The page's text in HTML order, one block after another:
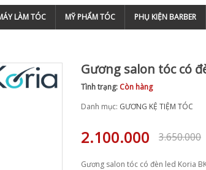
LÀM TÓC MỸ PHẨM TÓC PHỤ KIỆN BARBER
Gương salon tóc có
Tình trạng: Còn hàng
Danh mục: GƯƠNG KỆ TIỆM TÓC
3.650.000
2.100.000
Gương salon tóc có đèn led Koria